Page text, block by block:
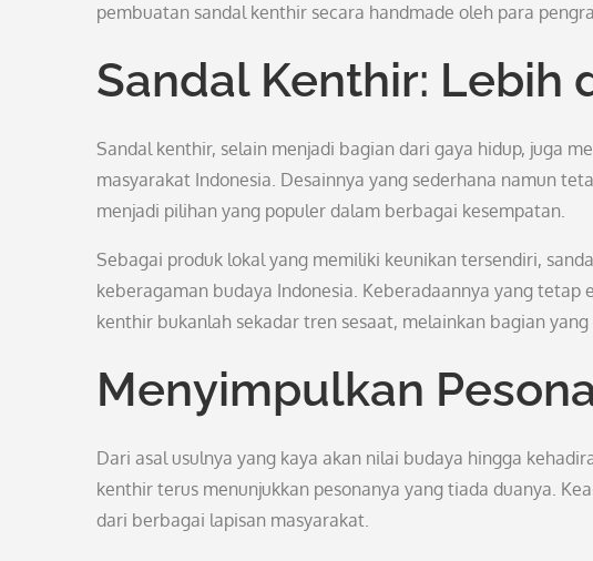
pembuatan sandal kenthir secara handmade oleh para
Sandal Kenthir: Lebih
Sandal kenthir, selain menjadi bagian dari gaya hidup, juga
masyarakat Indonesia. Desainnya yang sederhana namun
menjadi pilihan yang populer dalam berbagai kesempatan.
Sebagai produk lokal yang memiliki keunikan tersendiri,
keberagaman budaya Indonesia. Keberadaannya yang tetap
kenthir bukanlah sekadar tren sesaat, melainkan bagian
Menyimpulkan
Dari asal usulnya yang kaya akan nilai budaya hingga
kenthir terus menunjukkan pesonanya yang tiada duanya.
dari berbagai lapisan masyarakat.